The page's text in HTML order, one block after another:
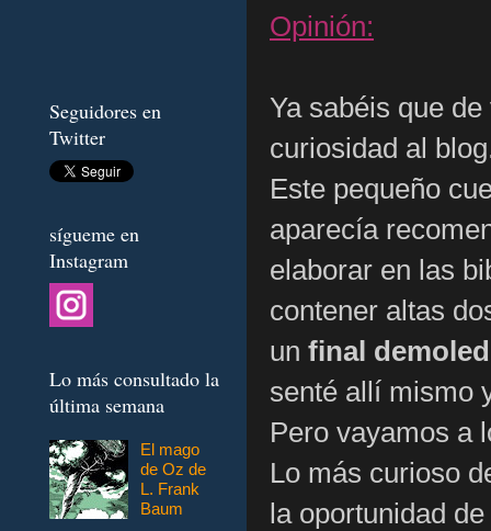
Opinión:
Ya sabéis que
curiosidad al
Este pequeño
aparecía
elaborar en las
contener altas
un final
senté allí mismo
Pero vayamos a
Lo más curioso
la oportunidad
Seguidores en
Twitter
sígueme en
Instagram
Lo más consultado la
última semana
El mago
de Oz de
L. Frank
Baum